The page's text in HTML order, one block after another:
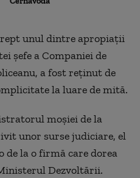
unul dintre apropiaţii
şefe a Companiei de
a fost reţinut de
la luare de mită.
moşiei de la
unor surse judiciare, el
la o firmă care dorea
Dezvoltării.